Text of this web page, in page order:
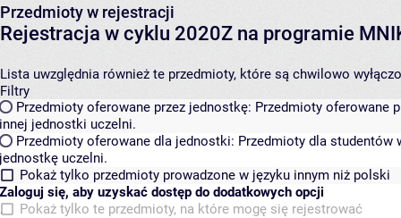
Przedmioty w rejestracji
Rejestracja w cyklu 2020Z na programie
Lista uwzględnia również te przedmioty, które są chwilowo
Filtry
Przedmioty oferowane przez jednostkę: Przedmioty oferowane
innej jednostki uczelni.
Przedmioty oferowane dla jednostki: Przedmioty dla studentów
jednostkę uczelni.
Pokaż tylko przedmioty prowadzone w języku innym niż polski
Zaloguj się, aby uzyskać dostęp do dodatkowych opcji
Pokaż tylko te przedmioty, na które mogę się rejestrować